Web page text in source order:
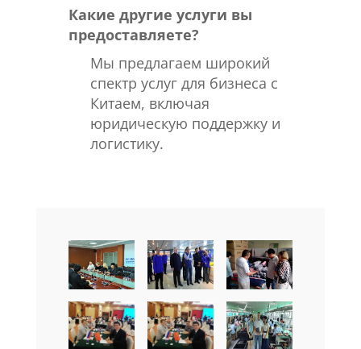
Какие другие услуги вы
предоставляете?
Мы предлагаем широкий
спектр услуг для бизнеса с
Китаем, включая
юридическую поддержку и
логистику.